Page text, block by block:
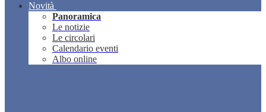
Novità
Panoramica
Le notizie
Le circolari
Calendario eventi
Albo online